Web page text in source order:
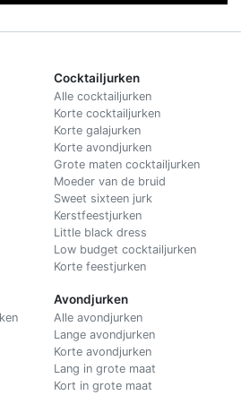
Cocktailjurken
Alle cocktailjurken
Korte cocktailjurken
Korte galajurken
Korte avondjurken
Grote maten cocktailjurken
Moeder van de bruid
Sweet sixteen jurk
Kerstfeestjurken
Little black dress
Low budget cocktailjurken
Korte feestjurken
Avondjurken
Alle avondjurken
Lange avondjurken
Korte avondjurken
Lang in grote maat
Kort in grote maat